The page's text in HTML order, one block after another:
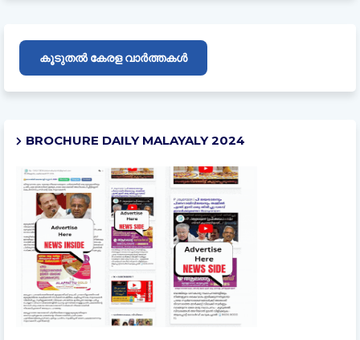
കൂടുതൽ കേരള വാർത്തകൾ
BROCHURE DAILY MALAYALY 2024